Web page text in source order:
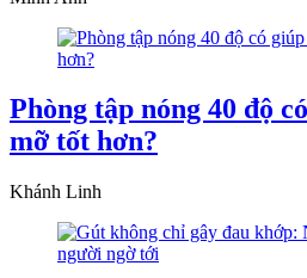
Phòng tập nóng 40 độ
mỡ tốt hơn?
Khánh Linh